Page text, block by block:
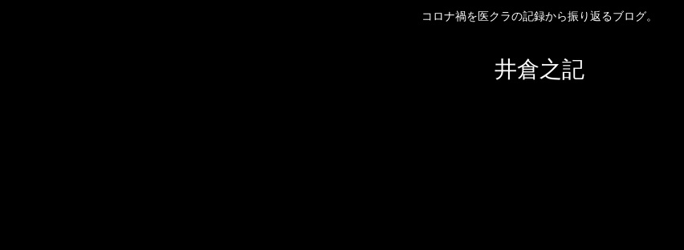
コロナ禍を医クラの記録から振り返るブログ。
井倉之記